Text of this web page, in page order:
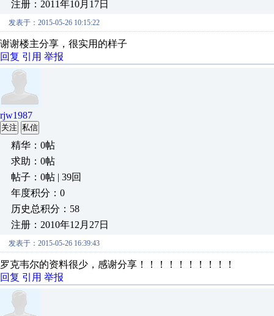
注册：2011年10月17日
发表于：2015-05-26 10:15:22
谢谢楼主分享，很实用的样子
回复 引用 举报
rjw1987
关注 私信
精华：0帖
求助：0帖
帖子：0帖 | 39回
年度积分：0
历史总积分：58
注册：2010年12月27日
发表于：2015-05-26 16:39:43
罗克韦尔的资料很少，感谢分享！！！！！！！！！！
回复 引用 举报